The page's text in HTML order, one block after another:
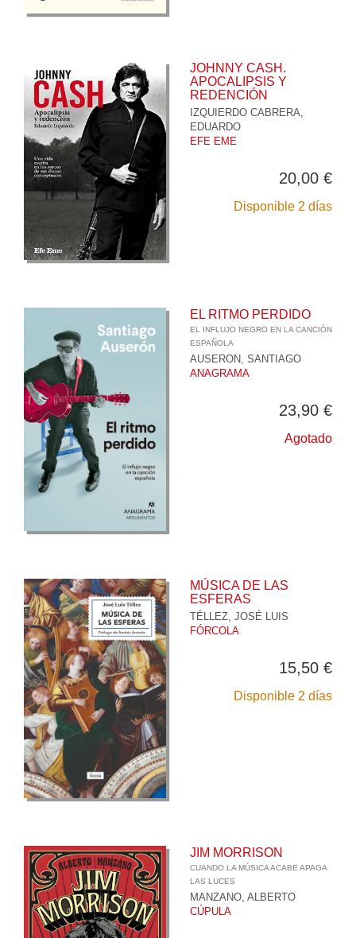
JOHNNY CASH.
APOCALIPSIS Y
REDENCIÓN
IZQUIERDO CABRERA,
EDUARDO
EFE EME
20,00 €
Disponible 2 días
EL RITMO PERDIDO
EL INFLUJO NEGRO EN LA CANCIÓN
ESPAÑOLA
AUSERON, SANTIAGO
ANAGRAMA
23,90 €
Agotado
MÚSICA DE LAS
ESFERAS
TÉLLEZ, JOSÉ LUIS
FÓRCOLA
15,50 €
Disponible 2 días
JIM MORRISON
CUANDO LA MÚSICA ACABE APAGA
LAS LUCES
MANZANO, ALBERTO
CÚPULA